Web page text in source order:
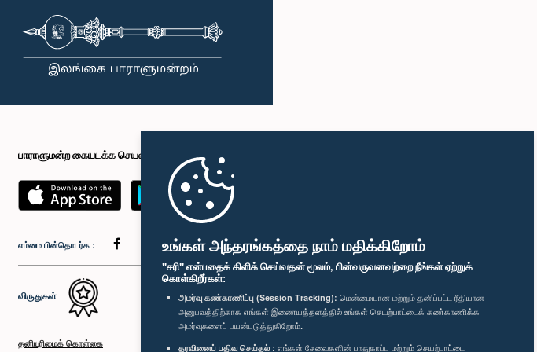
உங்கள் அந்தரங்கத்தை நாம் மதிக்கிறோம்
"சரி" என்பதைக் கிளிக் செய்வதன் மூலம், பின்வருவனவற்றை நீங்கள் ஏற்றுக்
கொள்கிறீர்கள்:
அமர்வு கண்காணிப்பு (Session Tracking): மென்மையான மற்றும் தனிப்பட்ட ரீதியான
அனுபவத்திற்காக எங்கள் இணையத்தளத்தில் உங்கள் செயற்பாட்டைக் கண்காணிக்க
அமர்வுகளைப் பயன்படுத்துகிறோம்.
தரவினைப் பதிவு செய்தல் : எங்கள் சேவைகளின் பாதுகாப்பு மற்றும் செயற்பாட்டை
பாராளுமன்ற கையடக்க செயலி
எம்மை பின்தொடர்க :
விருதுகள்
தனியுரிமைக் கொள்கை